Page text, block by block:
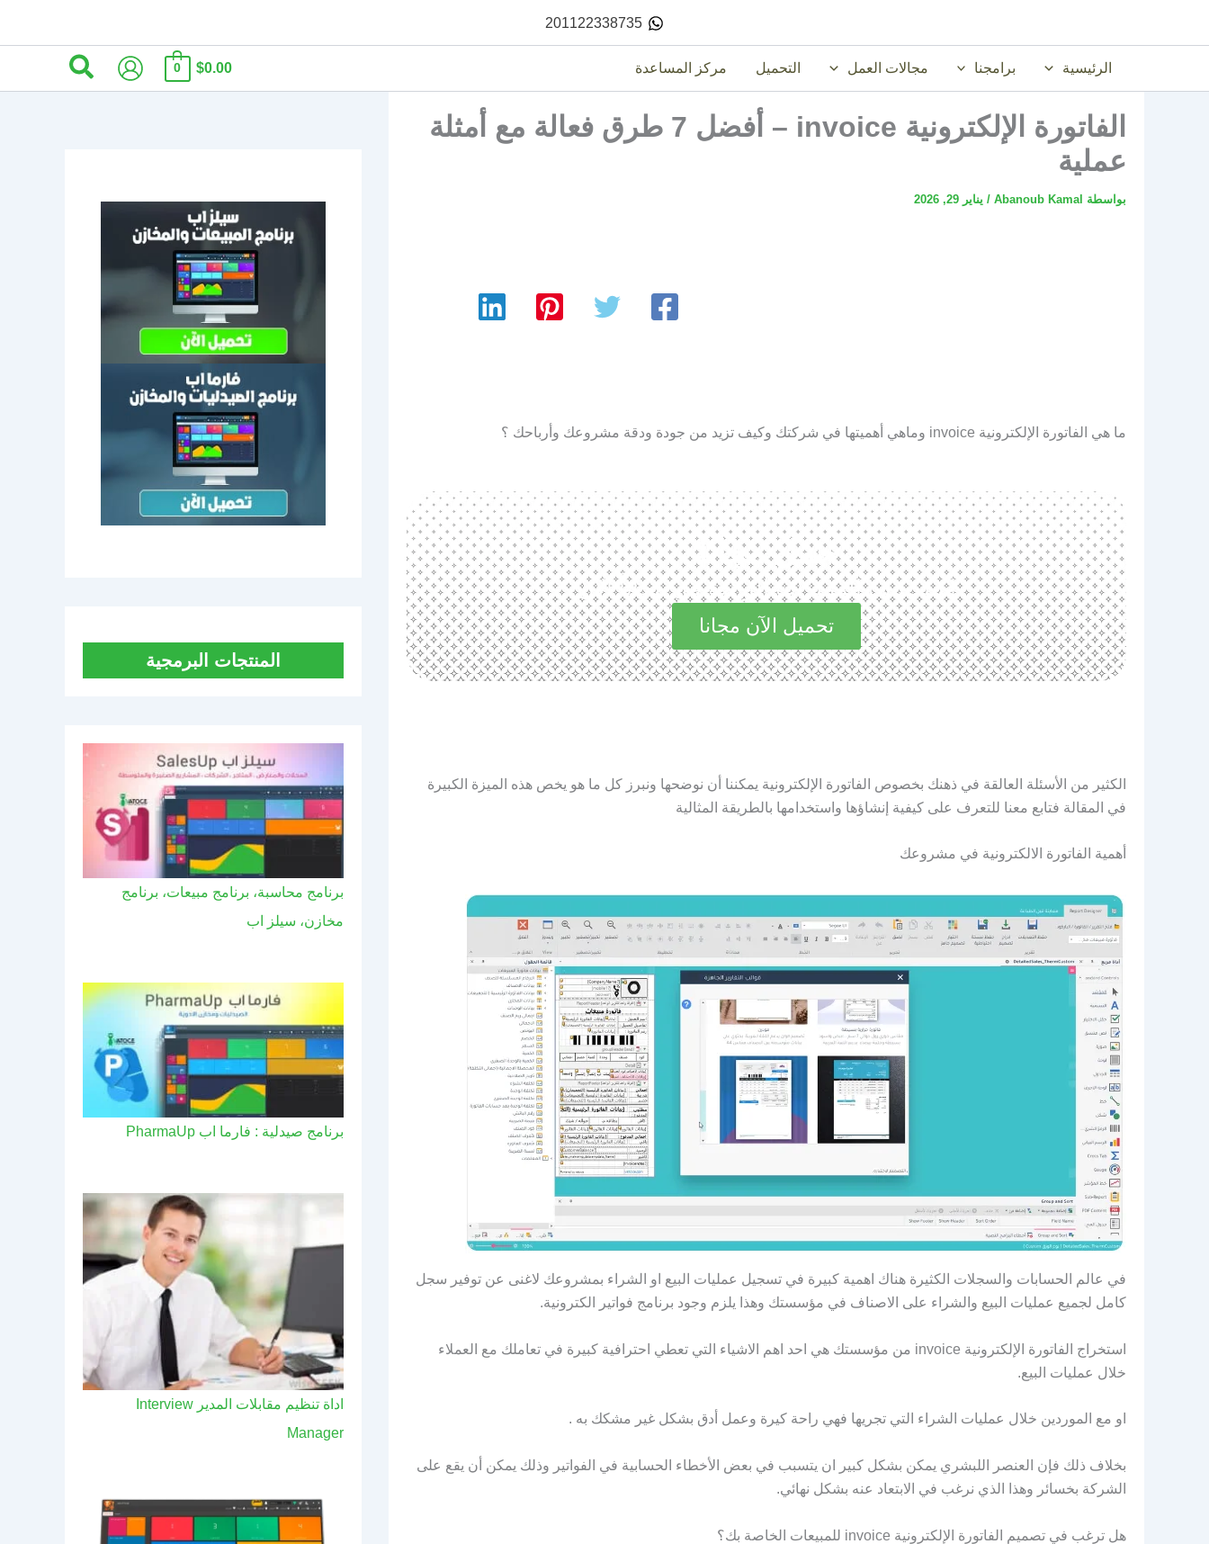
201122338735
الرئيسية برامجنا مجالات العمل التحميل مركز المساعدة $0.00
0 البحث
الفاتورة الإلكترونية invoice – أفضل 7 طرق فعالة مع أمثلة
عملية
بواسطة Abanoub Kamal
/ يناير 29, 2026
ما هي الفاتورة الإلكترونية invoice وماهي أهميتها في شركتك وكيف تزيد من جودة ودقة مشروعك وأرباحك ؟
حمل مجانا
استكشف المميزات الرائعة في مجاناً الآن
تحميل الآن مجانا
الكثير من الأسئلة العالقة في ذهنك بخصوص الفاتورة الإلكترونية يمكننا أن نوضحها ونبرز كل ما هو يخص هذه الميزة الكبيرة
في المقالة فتابع معنا للتعرف على كيفية إنشاؤها واستخدامها بالطريقة المثالية
أهمية الفاتورة الالكترونية في مشروعك
في عالم الحسابات والسجلات الكثيرة هناك اهمية كبيرة في تسجيل عمليات البيع او الشراء بمشروعك لاغنى عن توفير سجل
كامل لجميع عمليات البيع والشراء على الاصناف في مؤسستك وهذا يلزم وجود برنامج فواتير الكترونية.
استخراج الفاتورة الإلكترونية invoice من مؤسستك هي احد اهم الاشياء التي تعطي احترافية كبيرة في تعاملك مع العملاء
خلال عمليات البيع.
او مع الموردين خلال عمليات الشراء التي تجريها فهي راحة كيرة وعمل أدق بشكل غير مشكك به .
بخلاف ذلك فإن العنصر اللبشري يمكن بشكل كبير ان يتسبب في بعض الأخطاء الحسابية في الفواتير وذلك يمكن أن يقع على
الشركة بخسائر وهذا الذي نرغب في الابتعاد عنه بشكل نهائي.
هل ترغب في تصميم الفاتورة الإلكترونية invoice للمبيعات الخاصة بك؟
المنتجات البرمجية
برنامج محاسبة، برنامج مبيعات، برنامج
مخازن، سيلز اب
برنامج صيدلية : فارما اب PharmaUp​
اداة تنظيم مقابلات المدير Interview
Manager